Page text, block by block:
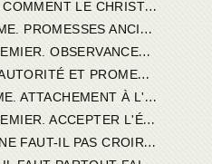
ANCIENNES.
C
HAPITRE PREMIER. OBSERVANCES ET PROMESSES TEMPORELLES DANS L'ANCIEN TESTAMENT.
C
HAPITRE II. AUTORITÉ ET PROMESSES FIGURATIVES DE L'ANCIEN TESTAMENT.
À L'ÉVANGILE.
C
HAPITRE PREMIER. ACCEPTER L'ÉVANGILE, C'EST ACCOMPLIR CE QU'IL PRESCRIT.
C
HAPITRE II. NE FAUT-IL PAS CROIRE AUSSI CE QU'ORDONNE L'ÉVANGILE ?